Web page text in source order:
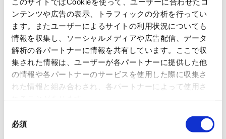
ンテンツや広告の表示、トラフィックの分析を行ってい
ます。またユーザーによるサイトの利用状況についても
情報を収集し、ソーシャルメディアや広告配信、データ
解析の各パートナーに情報を共有しています。ここで収
集された情報は、ユーザーが各パートナーに提供した他
の情報や各パートナーのサービスを使用した際に収集さ
れた情報と組み合わされ、各パートナーによって使用さ
必須
開催日時
2025年10月28日（火）10:00-17:00
会場
ONE FUKUOKA CONFERENCE HALL （6
出展場所